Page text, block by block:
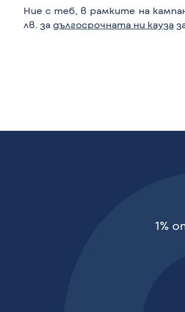
Ние с теб, в рамките на
лв. за дългосрочната ни кауза
1%